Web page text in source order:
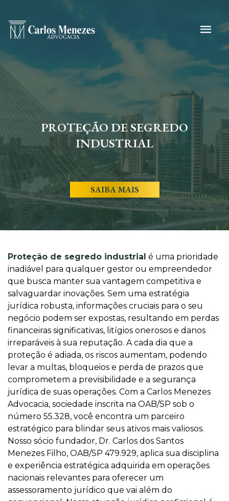
PROTEÇÃO DE SEGREDO
INDUSTRIAL
SAIBA MAIS
Proteção de segredo industrial é uma prioridade
inadiável para qualquer gestor ou empreendedor
que busca manter sua vantagem competitiva e
salvaguardar inovações. Sem uma estratégia
jurídica robusta, informações cruciais para o seu
negócio podem ser expostas, resultando em perdas
financeiras significativas, litígios onerosos e danos
irreparáveis à sua reputação. A cada dia que a
proteção é adiada, os riscos aumentam, podendo
levar a multas, bloqueios e perda de prazos que
comprometem a previsibilidade e a segurança
jurídica de suas operações. Com a Carlos Menezes
Advocacia, sociedade inscrita na OAB/SP sob o
número 55.328, você encontra um parceiro
estratégico para blindar seus ativos mais valiosos.
Nosso sócio fundador, Dr. Carlos dos Santos
Menezes Filho, OAB/SP 479.929, aplica sua disciplina
e experiência estratégica adquirida em operações
nacionais relevantes para oferecer um
assessoramento jurídico que vai além do